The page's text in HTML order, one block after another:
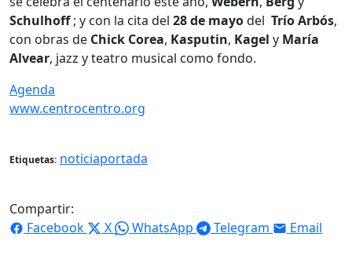
Schulhoff; y con la cita del 28 de mayodel Trío Arbós,
con obras de Chick Corea, Kasputin, Kagel y María
Alvear, jazz y teatro musical como fondo.
Agenda
www.centrocentro.org
Etiquetas: noticiaportada
Compartir:
Facebook
X WhatsApp Telegram Email